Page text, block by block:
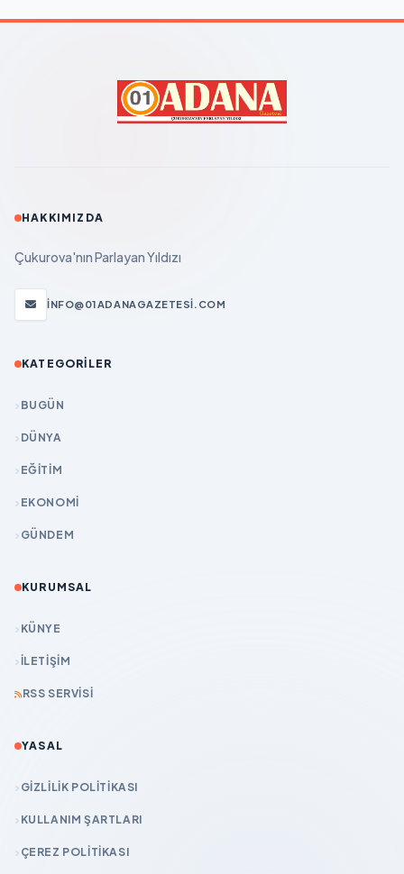
HAKKIMIZDA
Çukurova'nın Parlayan Yıldızı
INFO@01ADANAGAZETESI.COM
KATEGORILER
BUGÜN
DÜNYA
EĞİTİM
EKONOMİ
GÜNDEM
KURUMSAL
KÜNYE
İLETIŞIM
RSS SERVISI
YASAL
GIZLILIK POLITIKASI
KULLANIM ŞARTLARI
ÇEREZ POLITIKASI